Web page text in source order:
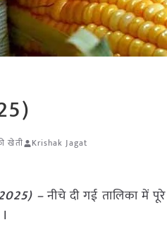
खेती Krishak Jagat
–नीचे दी गई तालिका में